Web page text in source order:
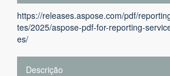
https://releases.aspose.com/pdf/
tes/2025/aspose-pdf-for-reporting-
es/
Descrição